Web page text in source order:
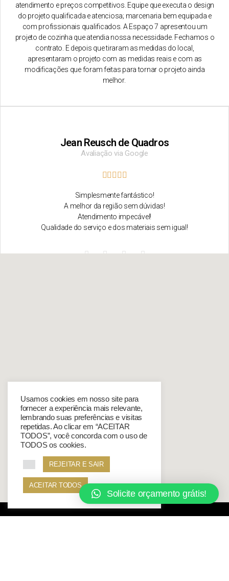
atendimento e preços competitivos. Equipe que executa o design
do projeto qualificada e atenciosa; marcenaria bem equipada e
com profissionais qualificados. A Espaço 7 apresentou um
projeto de cozinha que atendia nossa necessidade. Fechamos o
contrato. E depois que tiraram as medidas do local,
apresentaram o projeto com as medidas reais e com as
modificações que foram feitas para tornar o projeto ainda
melhor.
Jean Reusch de Quadros
Avaliação via Google
Simplesmente fantástico!
A melhor da região sem dúvidas!
Atendimento impecável!
Qualidade do serviço e dos materiais sem igual!
Usamos cookies em nosso site para
fornecer a experiência mais relevante,
lembrando suas preferências e visitas
repetidas. Ao clicar em “ACEITAR
TODOS”, você concorda com o uso de
TODOS os cookies.
REJEITAR E SAIR
ACEITAR TODOS
Solicite orçamento grátis!